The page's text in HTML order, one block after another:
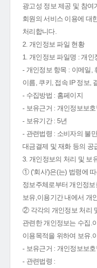
광고성 정보 제공 및 참여
회원의 서비스 이용에 대
처리합니다.
2. 개인정보 파일 현황
1. 개인정보 파일명 : 개인
- 개인정보 항목 : 이메일,
이름, 쿠키, 접속 IP 정보,
- 수집방법 : 홈페이지
- 보유근거 : 개인정보보
- 보유기간 : 5년
- 관련법령 : 소비자의 불
대금결제 및 재화 등의 공
3. 개인정보의 처리 및 보
① ('회사')은(는) 법령에
정보주체로부터 개인정
보유,이용기간 내에서 개
② 각각의 개인정보 처리
관련한 개인정보는 수집.
이용목적을 위하여 보유.
- 보유근거 : 개인정보보
- 관련법령 :